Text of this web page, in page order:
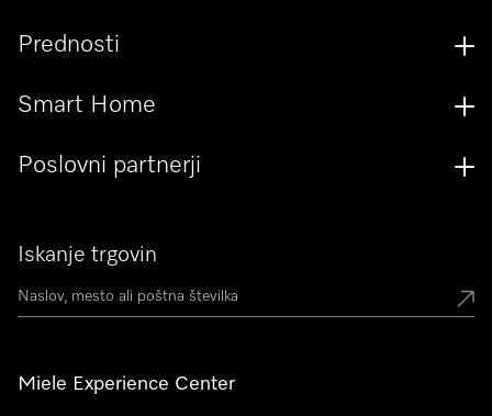
Iskanje trgovin
Miele Experience Center
Prednosti
Smart Home
Poslovni partnerji